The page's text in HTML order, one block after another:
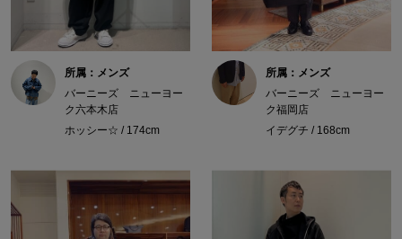
所属：メンズ
バーニーズ ニューヨー
ク六本木店
ホッシー☆ / 174cm
所属：メンズ
バーニーズ ニューヨー
ク福岡店
イデグチ / 168cm